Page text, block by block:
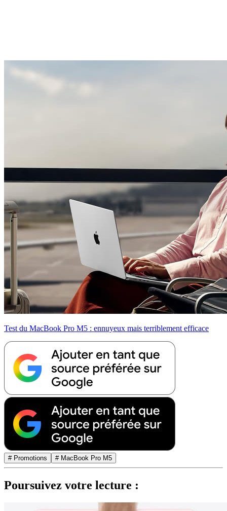
Test du MacBook Pro M5 : ennuyeux mais terriblement efficace
# Promotions # MacBook Pro M5
Poursuivez votre lecture :